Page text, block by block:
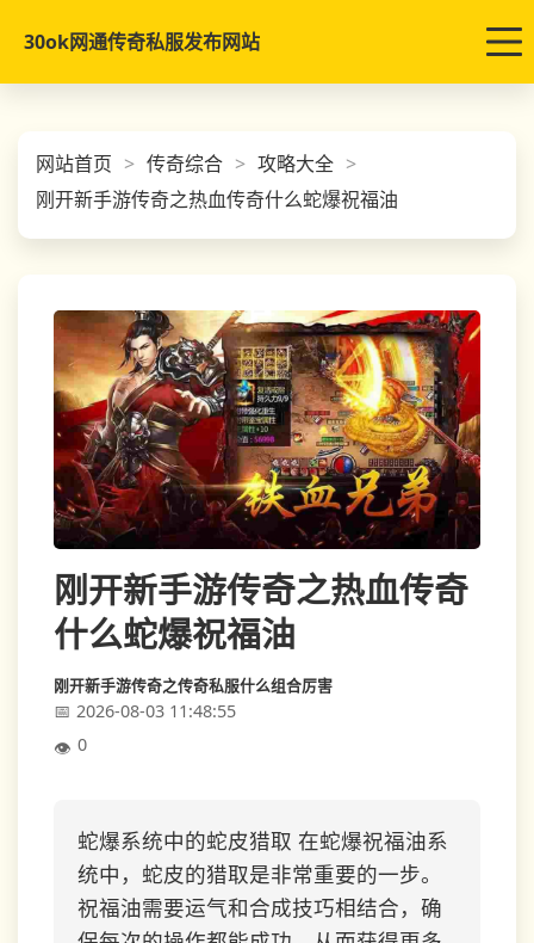
30ok网通传奇私服发布网站
网站首页 传奇综合
攻略大全
刚开新手游传奇之热血传奇什么蛇爆祝福油
刚开新手游传奇之热血传奇
什么蛇爆祝福油
刚开新手游传奇之传奇私服什么组合厉害
2026-08-03 11:48:55
0
蛇爆系统中的蛇皮猎取 在蛇爆祝福油系
统中，蛇皮的猎取是非常重要的一步。
祝福油需要运气和合成技巧相结合，确